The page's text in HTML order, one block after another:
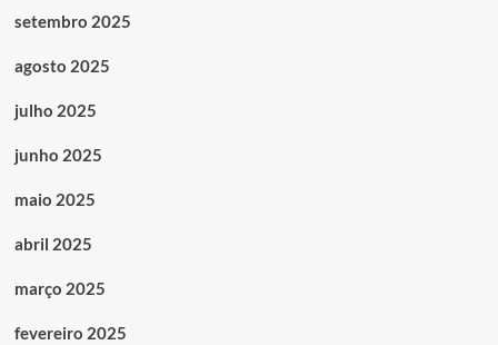
setembro 2025
agosto 2025
julho 2025
junho 2025
maio 2025
abril 2025
março 2025
fevereiro 2025